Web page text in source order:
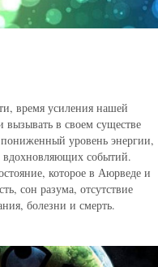
время усиления нашей
в своем существе
пониженный уровень энергии,
вдохновляющих событий.
которое в Аюрведе и
сон разума, отсутствие
болезни и смерть.